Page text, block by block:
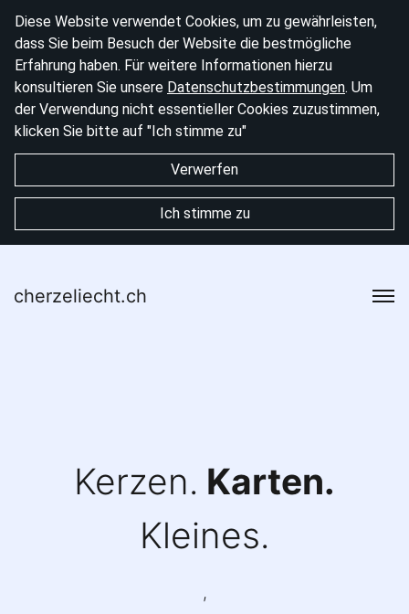
Diese Website verwendet Cookies, um zu gewährleisten,
dass Sie beim Besuch der Website die bestmögliche
Erfahrung haben. Für weitere Informationen hierzu
konsultieren Sie unsere Datenschutzbestimmungen. Um
der Verwendung nicht essentieller Cookies zuzustimmen,
klicken Sie bitte auf "Ich stimme zu"
Verwerfen
Ich stimme zu
cherzeliecht.ch
Kerzen. Karten.
Kleines.
,